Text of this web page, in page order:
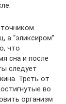
а “эликсиром”
что
сна и после
следует
Треть от
во
организм